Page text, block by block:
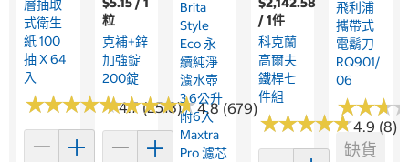
層抽取
式衛生
紙 100
抽 X 64
入
★★★★★
★★★★★4.7 (2518)
粒
克補+鋅
加強錠
200錠
★★★★★
★★★★★4.8 (679)
Brita
Style
Eco 永
續純淨
濾水壺
3.6公升
附6入
Maxtra
Pro 濾芯
/ 1件
科克蘭
高爾夫
鐵桿七
件組
★★★★★
★★★★★4.9 (8)
飛利浦
攜帶式
電鬍刀
RQ901/
06
★★★
★★★
缺貨